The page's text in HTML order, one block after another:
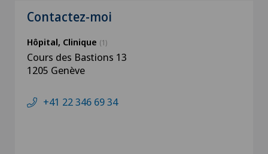
Contactez-moi
Hôpital, Clinique (1)
Cours des Bastions 13
1205 Genève
+41 22 346 69 34